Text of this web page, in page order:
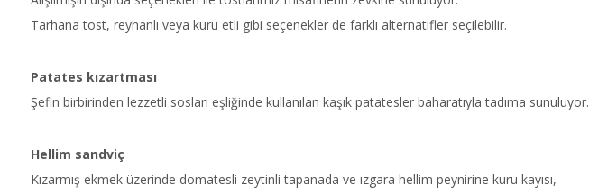
Tarhana tost, reyhanlı veya kuru etli gibi seçenekler de farklı alternatifler seçilebilir.
Patates kızartması
Şefin birbirinden lezzetli sosları eşliğinde kullanılan kaşık patatesler baharatıyla tadıma sunuluyor.
Hellim sandviç
Kızarmış ekmek üzerinde domatesli zeytinli tapanada ve ızgara hellim peynirine kuru kayısı,